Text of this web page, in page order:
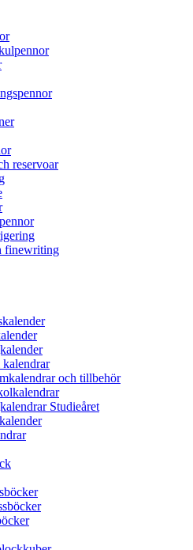
reservoar
finewriting
och tillbehör
Studieåret